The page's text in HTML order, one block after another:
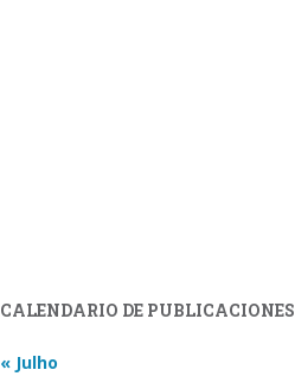
CALENDARIO DE PUBLICACIONES
« Julho